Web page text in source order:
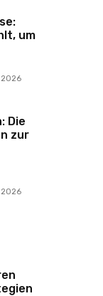
um
2026
Die
zur
2026